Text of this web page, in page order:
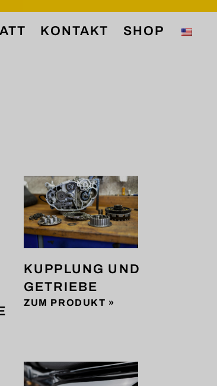
KONTAKT SHOP
KUPPLUNG UND
GETRIEBE
ZUM PRODUKT »